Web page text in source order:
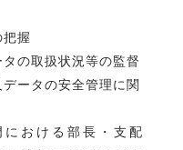
握
の取扱状況等の監督
ータの安全管理に関
おける部長・支配